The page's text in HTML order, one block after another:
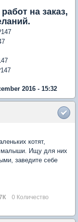
на заказ,
2016 - 15:32
котят,
малыши. Ищу для них
заведите себе
0 Количество